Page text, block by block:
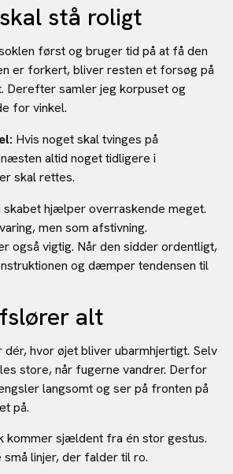
stå roligt
først og bruger tid på at få den
er forkert, bliver resten et forsøg på
Derefter samler jeg korpuset og
for vinkel.
Hvis noget skal tvinges på
altid noget tidligere i
skal rettes.
skabet hjælper overraskende meget.
men som afstivning.
også vigtig. Når den sidder ordentligt,
og dæmper tendensen til
alt
hvor øjet bliver ubarmhjertigt. Selv
store, når fugerne vandrer. Derfor
langsomt og ser på fronten på
på.
sjældent fra én stor gestus.
linjer, der falder til ro.